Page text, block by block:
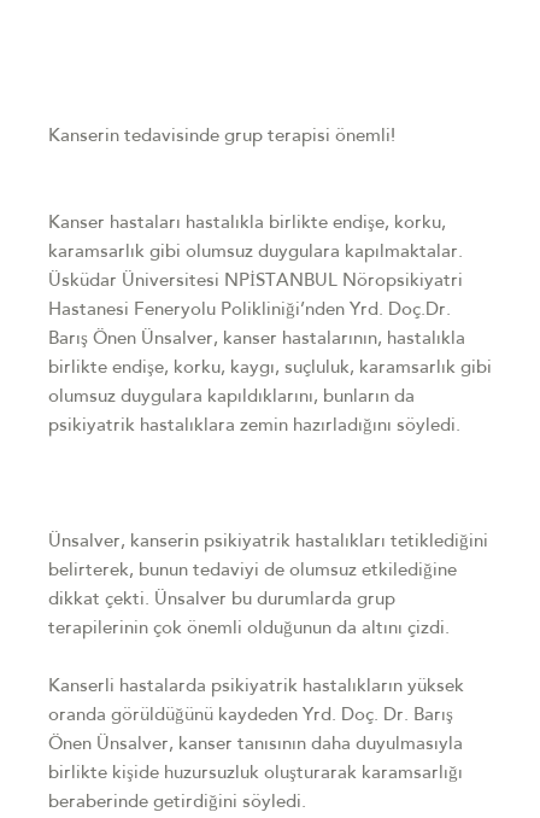
Kanserin tedavisinde grup terapisi önemli!
Kanser hastaları hastalıkla birlikte endişe, korku,
karamsarlık gibi olumsuz duygulara kapılmaktalar.
Üsküdar Üniversitesi NPİSTANBUL Nöropsikiyatri
Hastanesi Feneryolu Polikliniği’nden Yrd. Doç.Dr.
Barış Önen Ünsalver, kanser hastalarının, hastalıkla
birlikte endişe, korku, kaygı, suçluluk, karamsarlık gibi
olumsuz duygulara kapıldıklarını, bunların da
psikiyatrik hastalıklara zemin hazırladığını söyledi.
Ünsalver, kanserin psikiyatrik hastalıkları tetiklediğini
belirterek, bunun tedaviyi de olumsuz etkilediğine
dikkat çekti. Ünsalver bu durumlarda grup
terapilerinin çok önemli olduğunun da altını çizdi.
Kanserli hastalarda psikiyatrik hastalıkların yüksek
oranda görüldüğünü kaydeden Yrd. Doç. Dr. Barış
Önen Ünsalver, kanser tanısının daha duyulmasıyla
birlikte kişide huzursuzluk oluşturarak karamsarlığı
beraberinde getirdiğini söyledi.